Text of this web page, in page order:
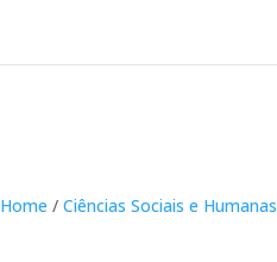
Home /Ciências Sociais e Humanas